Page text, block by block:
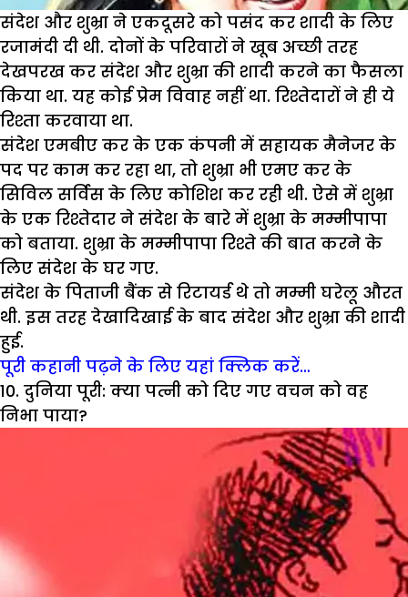
संदेश और शुभ्रा ने एकदूसरे को पसंद कर शादी के लिए
रजामंदी दी थी. दोनों के परिवारों ने खूब अच्छी तरह
देखपरख कर संदेश और शुभ्रा की शादी करने का फैसला
किया था. यह कोई प्रेम विवाह नहीं था. रिश्तेदारों ने ही ये
रिश्ता करवाया था.
संदेश एमबीए कर के एक कंपनी में सहायक मैनेजर के
पद पर काम कर रहा था, तो शुभ्रा भी एमए कर के
सिविल सर्विस के लिए कोशिश कर रही थी. ऐसे में शुभ्रा
के एक रिश्तेदार ने संदेश के बारे में शुभ्रा के मम्मीपापा
को बताया. शुभ्रा के मम्मीपापा रिश्ते की बात करने के
लिए संदेश के घर गए.
संदेश के पिताजी बैंक से रिटायर्ड थे तो मम्मी घरेलू औरत
थी. इस तरह देखादिखाई के बाद संदेश और शुभ्रा की शादी
हुई.
पूरी कहानी पढ़ने के लिए यहां क्लिक करें…
10. दुनिया पूरी: क्या पत्नी को दिए गए वचन को वह
निभा पाया?